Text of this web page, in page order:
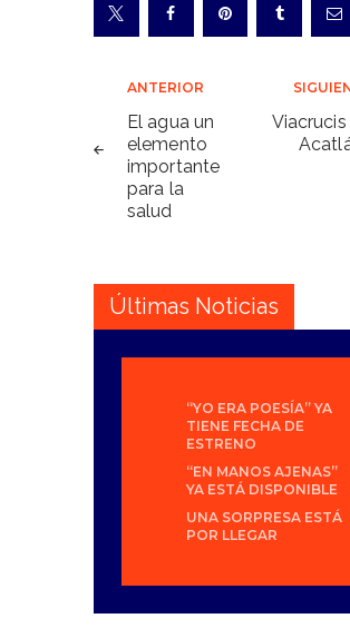
Navegación
de
entradas
ANTERIOR
El agua un
elemento
importante
para la
salud
Últimas Noticias
“YO ERA POESÍA” YA
TIENE FECHA DE
ESTRENO
“EN MANOS AJENAS”
YA ESTÁ DISPONIBLE
UNA SORPRESA ESTÁ
POR LLEGAR